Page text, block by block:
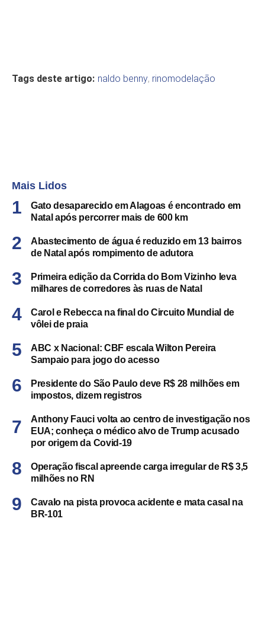
Tags deste artigo: naldo benny, rinomodelação
Mais Lidos
Gato desaparecido em Alagoas é encontrado em
Natal após percorrer mais de 600 km
Abastecimento de água é reduzido em 13 bairros
de Natal após rompimento de adutora
Primeira edição da Corrida do Bom Vizinho leva
milhares de corredores às ruas de Natal
Carol e Rebecca na final do Circuito Mundial de
vôlei de praia
ABC x Nacional: CBF escala Wilton Pereira
Sampaio para jogo do acesso
Presidente do São Paulo deve R$ 28 milhões em
impostos, dizem registros
Anthony Fauci volta ao centro de investigação nos
EUA; conheça o médico alvo de Trump acusado
por origem da Covid-19
Operação fiscal apreende carga irregular de R$ 3,5
milhões no RN
Cavalo na pista provoca acidente e mata casal na
BR-101